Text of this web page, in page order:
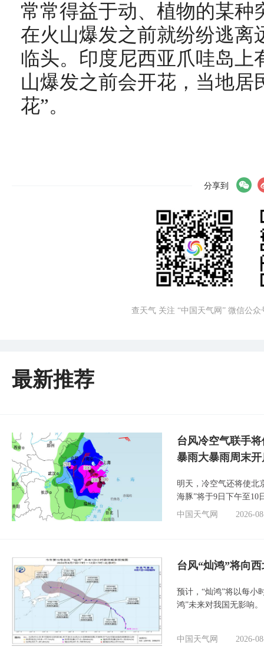
常常得益于动、植物的某种
在火山爆发之前就纷纷逃离
临头。印度尼西亚爪哇岛上
山爆发之前会开花，当地居
花”。
分享到
查天气 关注 “中国天气网” 微信公众
最新推荐
台风冷空气联手
暴雨大暴雨周末开
明天，冷空气还将使北
海豚”将于9日下午至10
中国天气网
2026-
台风“灿鸿”将向
预计，“灿鸿”将以每小
鸿”未来对我国无影响。
中国天气网 2026-